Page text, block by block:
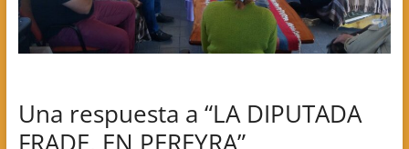
Una respuesta a “LA DIPUTADA